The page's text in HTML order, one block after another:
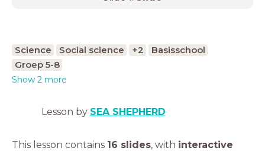
Science Social science +2
Basisschool
Groep 5-8
Show 2 more
Lesson by SEA SHEPHERD
This lesson contains 16 slides, with interactive